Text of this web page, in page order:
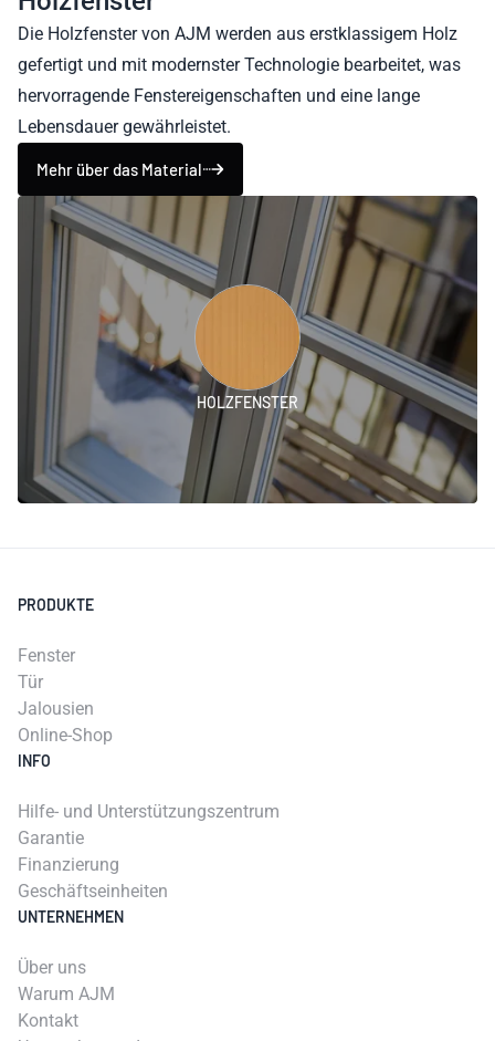
Die Holzfenster von AJM werden aus erstklassigem Holz
gefertigt und mit modernster Technologie bearbeitet, was
hervorragende Fenstereigenschaften und eine lange
Lebensdauer gewährleistet.
Mehr über das Material
HOLZFENSTER
PRODUKTE
Fenster
Tür
Jalousien
Online-Shop
INFO
Hilfe- und Unterstützungszentrum
Garantie
Finanzierung
Geschäftseinheiten
UNTERNEHMEN
Über uns
Warum AJM
Kontakt